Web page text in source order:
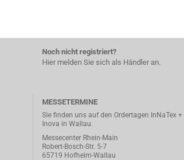
Noch nicht registriert?
Hier melden Sie sich als Händler an.
MESSETERMINE
Sie finden uns auf den Ordertagen InNaTex +
Inova in Wallau.
Messecenter Rhein-Main
Robert-Bosch-Str. 5-7
65719 Hofheim-Wallau